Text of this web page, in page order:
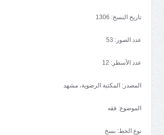
تاريخ النسخ: 1306
عدد الصور: 53
عدد الأسطر: 12
المصدر: المكتبة الرضوية، مشهد
الموضوع: فقه
نوع الخط: نسخ